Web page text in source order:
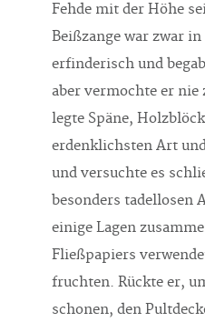
Fehde mit der Höhe
Beißzange war zwar
erfinderisch und
aber vermochte er
legte Späne,
erdenklichsten Art
und versuchte es
besonders tadellosen
einige Lagen
Fließpapiers
fruchten. Rückte er,
schonen, den